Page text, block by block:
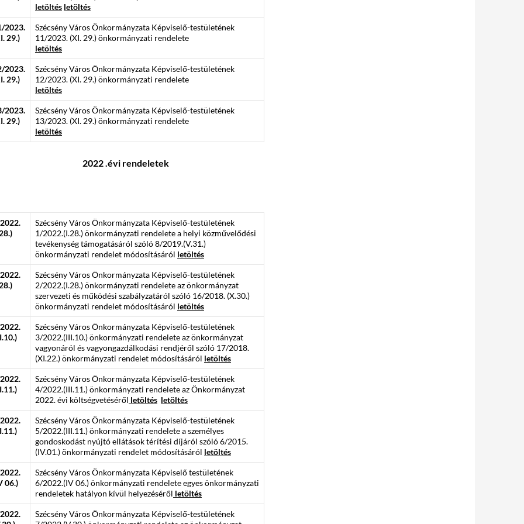
letöltés letöltés
2023.
29.)
Szécsény Város Önkormányzata Képviselő-testületének
11/2023. (XI. 29.) önkormányzati rendelete
letöltés
2023.
29.)
Szécsény Város Önkormányzata Képviselő-testületének
12/2023. (XI. 29.) önkormányzati rendelete
letöltés
2023.
29.)
Szécsény Város Önkormányzata Képviselő-testületének
13/2023. (XI. 29.) önkormányzati rendelete
letöltés
2022 .évi rendeletek
Szécsény Város Önkormányzata Képviselő-testületének
1/2022.(I.28.) önkormányzati rendelete a helyi közművelődési
tevékenység támogatásáról szóló 8/2019.(V.31.)
önkormányzati rendelet módosításáról letöltés
Szécsény Város Önkormányzata Képviselő-testületének
2/2022.(I.28.) önkormányzati rendelete az önkormányzat
szervezeti és működési szabályzatáról szóló 16/2018. (X.30.)
önkormányzati rendelet módosításáról letöltés
Szécsény Város Önkormányzata Képviselő-testületének
3/2022.(III.10.) önkormányzati rendelete az önkormányzat
vagyonáról és vagyongazdálkodási rendjéről szóló 17/2018.
(XI.22.) önkormányzati rendelet módosításáról letöltés
Szécsény Város Önkormányzata Képviselő-testületének
4/2022.(III.11.) önkormányzati rendelete az Önkormányzat
2022. évi költségvetéséről letöltés letöltés
Szécsény Város Önkormányzata Képviselő-testületének
5/2022.(III.11.) önkormányzati rendelete a személyes
gondoskodást nyújtó ellátások térítési díjáról szóló 6/2015.
(IV.01.) önkormányzati rendelet módosításáról letöltés
06.)
Szécsény Város Önkormányzata Képviselő testületének
6/2022.(IV 06.) önkormányzati rendelete egyes önkormányzati
rendeletek hatályon kívül helyezéséről letöltés
Szécsény Város Önkormányzata Képviselő-testületének